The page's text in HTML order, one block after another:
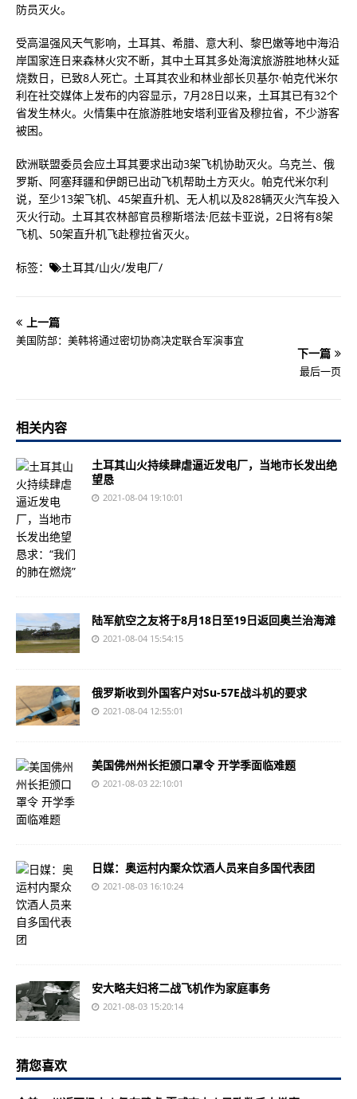
防员灭火。
受高温强风天气影响，土耳其、希腊、意大利、黎巴嫩等地中海沿
岸国家连日来森林火灾不断，其中土耳其多处海滨旅游胜地林火延
烧数日，已致8人死亡。土耳其农业和林业部长贝基尔·帕克代米尔
利在社交媒体上发布的内容显示，7月28日以来，土耳其已有32个
省发生林火。火情集中在旅游胜地安塔利亚省及穆拉省，不少游客
被困。
欧洲联盟委员会应土耳其要求出动3架飞机协助灭火。乌克兰、俄
罗斯、阿塞拜疆和伊朗已出动飞机帮助土方灭火。帕克代米尔利
说，至少13架飞机、45架直升机、无人机以及828辆灭火汽车投入
灭火行动。土耳其农林部官员穆斯塔法·厄兹卡亚说，2日将有8架
飞机、50架直升机飞赴穆拉省灭火。
标签： 土耳其/山火/发电厂/
上一篇
美国防部：美韩将通过密切协商决定联合军演事宜
下一篇
最后一页
相关内容
土耳其山火持续肆虐逼近发电厂，当地市长发出绝
望恳
2021-08-04 19:10:01
陆军航空之友将于8月18日至19日返回奥兰治海滩
2021-08-04 15:54:15
俄罗斯收到外国客户对Su-57E战斗机的要求
2021-08-04 12:55:01
美国佛州州长拒颁口罩令 开学季面临难题
2021-08-03 22:10:01
日媒：奥运村内聚众饮酒人员来自多国代表团
2021-08-03 16:10:24
安大略夫妇将二战飞机作为家庭事务
2021-08-03 15:20:14
猜您喜欢